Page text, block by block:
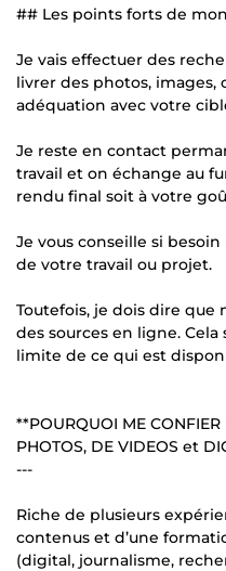
## Les points forts de
Je vais effectuer des
livrer des photos, images,
adéquation avec votre
Je reste en contact
travail et on échange au
rendu final soit à votre
Je vous conseille si
de votre travail ou projet.
Toutefois, je dois dire que
des sources en ligne. Cela
limite de ce qui est
**POURQUOI ME CONFIER
PHOTOS, DE VIDEOS et
---
Riche de plusieurs
contenus et d’une
(digital, journalisme,